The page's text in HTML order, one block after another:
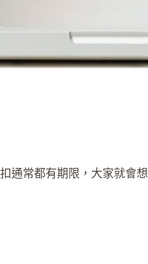
通常都有期限，大家就會想